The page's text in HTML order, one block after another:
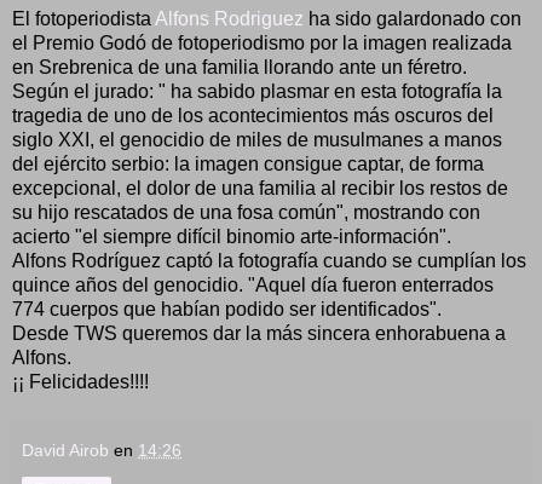
El fotoperiodista Alfons Rodriguez ha sido galardonado con
el Premio Godó de fotoperiodismo por la imagen realizada
en Srebrenica de una familia llorando ante un féretro.
Según el jurado: " ha sabido plasmar en esta fotografía la
tragedia de uno de los acontecimientos más oscuros del
siglo XXI, el genocidio de miles de musulmanes a manos
del ejército serbio: la imagen consigue captar, de forma
excepcional, el dolor de una familia al recibir los restos de
su hijo rescatados de una fosa común", mostrando con
acierto "el siempre difícil binomio arte-información".
Alfons Rodríguez captó la fotografía cuando se cumplían los
quince años del genocidio. "Aquel día fueron enterrados
774 cuerpos que habían podido ser identificados".
Desde TWS queremos dar la más sincera enhorabuena a
Alfons.
¡¡ Felicidades!!!!
David Airob en 14:26